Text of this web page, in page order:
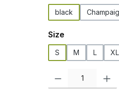
black
Select
Size
S M L XL
Product Quantity: